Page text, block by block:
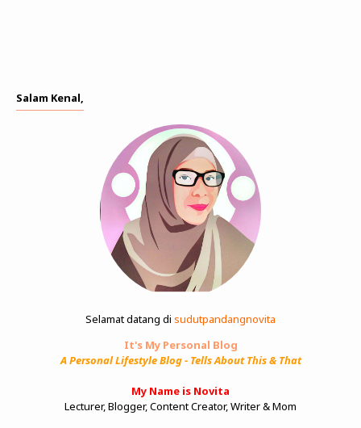
Salam Kenal,
Selamat datang di sudutpandangnovita
It's My Personal Blog
A Personal Lifestyle Blog - Tells About This & That
My Name is Novita
Lecturer, Blogger, Content Creator, Writer & Mom